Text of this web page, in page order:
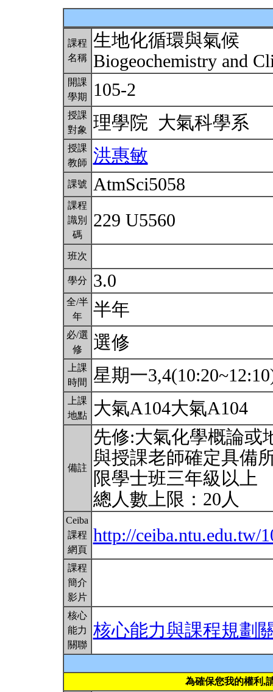
課程
名稱
生地化循環與氣候
Biogeochemistry and
開課
學期
105-2
授課
對象
理學院 大氣科學系
授課
教師
洪惠敏
課號 AtmSci5058
課程
識別
碼
229 U5560
班次
學分 3.0
全/半
年
半年
必/選
修
選修
上課
時間
星期一
上課
地點
大氣A104大氣A104
備註
先修:大氣化學概論或
與授課老師確定具備
限學士班三年級以上
總人數上限：20人
Ceiba
課程
網頁
http://ceiba.ntu.edu.tw/
課程
簡介
影片
核心
能力
關聯
核心能力與課程規劃
為確保您我的權利,